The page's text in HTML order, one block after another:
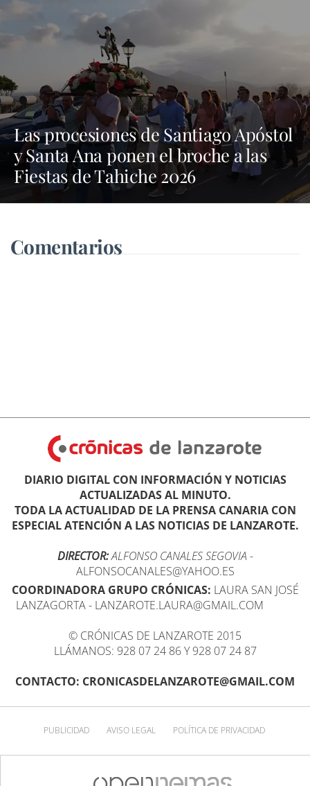
Las procesiones de Santiago Apóstol
y Santa Ana ponen el broche a las
Fiestas de Tahiche 2026
Comentarios
DIARIO DIGITAL CON INFORMACIÓN Y NOTICIAS
ACTUALIZADAS AL MINUTO.
TODA LA ACTUALIDAD DE LA PRENSA CANARIA CON
ESPECIAL ATENCIÓN A LAS NOTICIAS DE LANZAROTE.
DIRECTOR:ALFONSO CANALES SEGOVIA -
ALFONSOCANALES@YAHOO.ES
COORDINADORA GRUPO CRÓNICAS: LAURA SAN JOSÉ
LANZAGORTA - LANZAROTE.LAURA@GMAIL.COM
© CRÓNICAS DE LANZAROTE 2015
LLÁMANOS: 928 07 24 86 Y 928 07 24 87
CONTACTO: CRONICASDELANZAROTE@GMAIL.COM
PUBLICIDAD AVISO LEGAL POLÍTICA DE PRIVACIDAD